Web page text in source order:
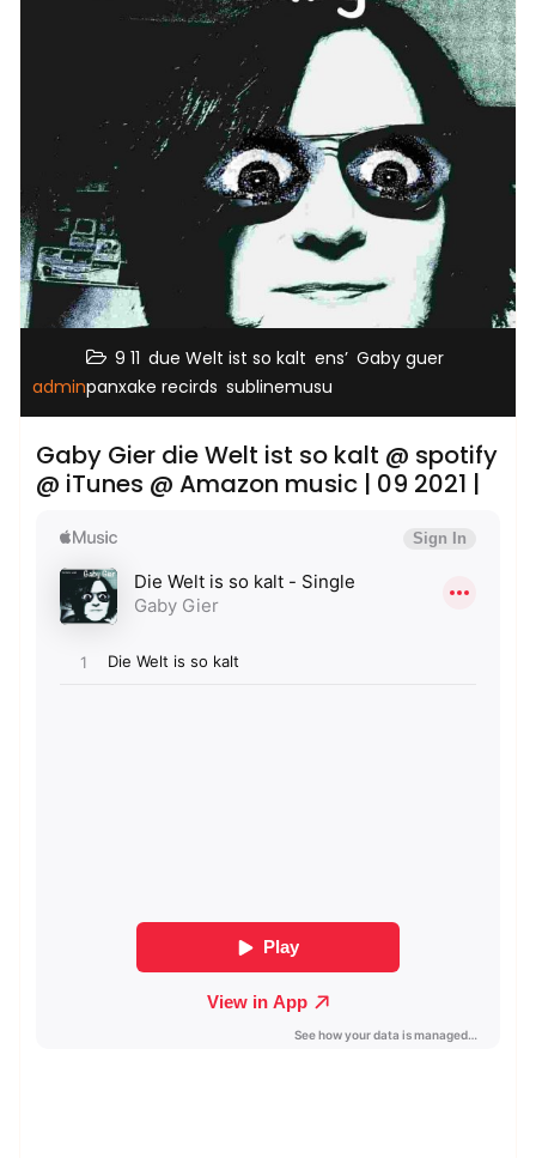
admin
9 11 due Welt ist so kalt ens’ Gaby guer
panxake recirds sublinemusu
Gaby Gier die Welt ist so kalt @ spotify
@ iTunes @ Amazon music | 09 2021 |